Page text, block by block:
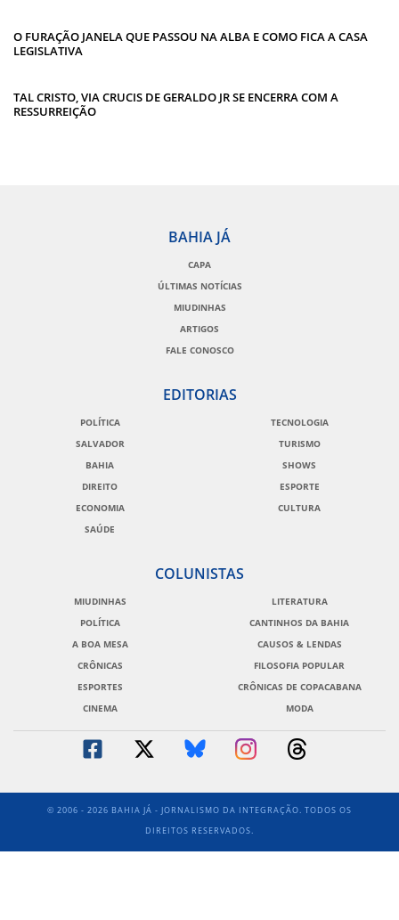
O FURAÇÃO JANELA QUE PASSOU NA ALBA E COMO FICA A CASA
LEGISLATIVA
TAL CRISTO, VIA CRUCIS DE GERALDO JR SE ENCERRA COM A
RESSURREIÇÃO
BAHIA JÁ
CAPA
ÚLTIMAS NOTÍCIAS
MIUDINHAS
ARTIGOS
FALE CONOSCO
EDITORIAS
POLÍTICA
SALVADOR
BAHIA
DIREITO
ECONOMIA
SAÚDE
TECNOLOGIA
TURISMO
SHOWS
ESPORTE
CULTURA
COLUNISTAS
MIUDINHAS
POLÍTICA
A BOA MESA
CRÔNICAS
ESPORTES
CINEMA
LITERATURA
CANTINHOS DA BAHIA
CAUSOS & LENDAS
FILOSOFIA POPULAR
CRÔNICAS DE COPACABANA
MODA
© 2006 - 2026 BAHIA JÁ - JORNALISMO DA INTEGRAÇÃO. TODOS OS
DIREITOS RESERVADOS.